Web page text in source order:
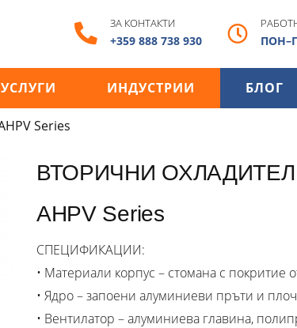
ЗА КОНТАКТИ
+359 888 738 930
УСЛУГИ ИНДУСТРИИ БЛОГ
Series
ВТОРИЧНИ
AHPV Series
СПЕЦИФИКАЦИИ:
• Материали корпус – стомана с покритие
• Ядро – запоени алуминиеви пръти и
• Вентилатор – алуминиева главина,